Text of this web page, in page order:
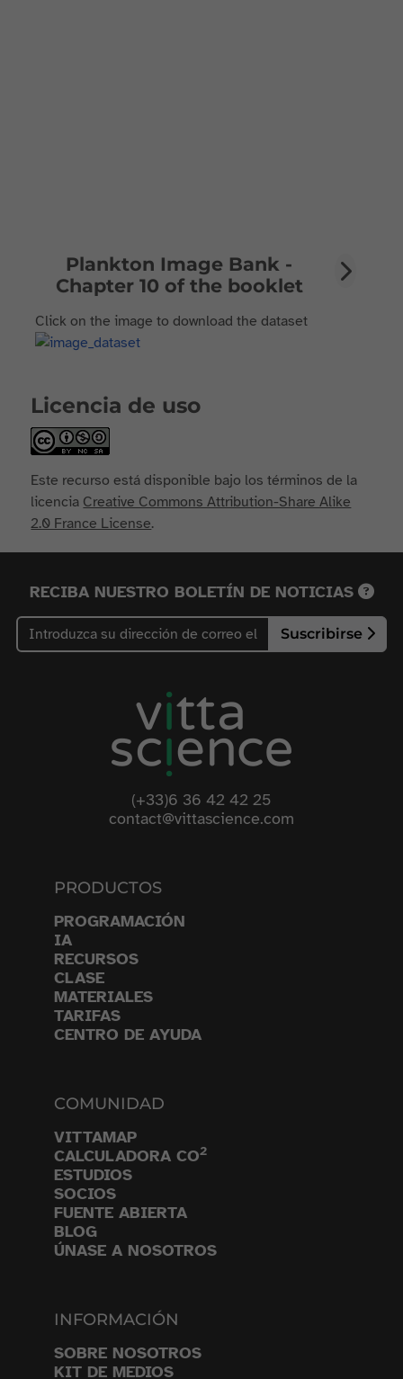
Plankton Image Bank -
Chapter 10 of the booklet
Click on the image to download the dataset
Licencia de uso
Este recurso está disponible bajo los términos de la
licencia Creative Commons Attribution-Share Alike
2.0 France License.
RECIBA NUESTRO BOLETÍN DE NOTICIAS
Suscribirse
(+33)6 36 42 42 25
contact@vittascience.com
PRODUCTOS
PROGRAMACIÓN
IA
RECURSOS
CLASE
MATERIALES
TARIFAS
CENTRO DE AYUDA
COMUNIDAD
VITTAMAP
CALCULADORA CO2
ESTUDIOS
SOCIOS
FUENTE ABIERTA
BLOG
ÚNASE A NOSOTROS
INFORMACIÓN
SOBRE NOSOTROS
KIT DE MEDIOS